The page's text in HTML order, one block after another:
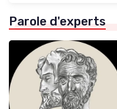
Parole d'experts